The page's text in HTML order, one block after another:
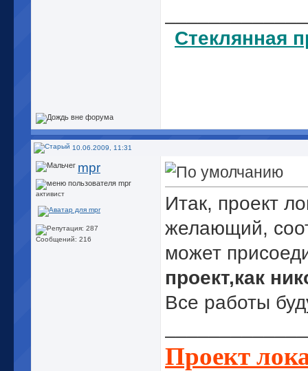
Стеклянная
10.06.2009, 11:31
mpr
активист
Сообщений: 216
Итак, проект
желающий,
может
проект,как
Все работы
Проект